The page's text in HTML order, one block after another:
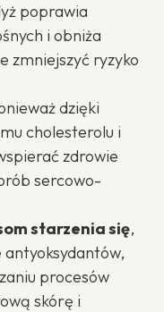
poprawia
i obniża
zmniejszyć ryzyko
dzięki
cholesterolu i
zdrowie
sercowo-
starzenia się,
procesów
skórę i